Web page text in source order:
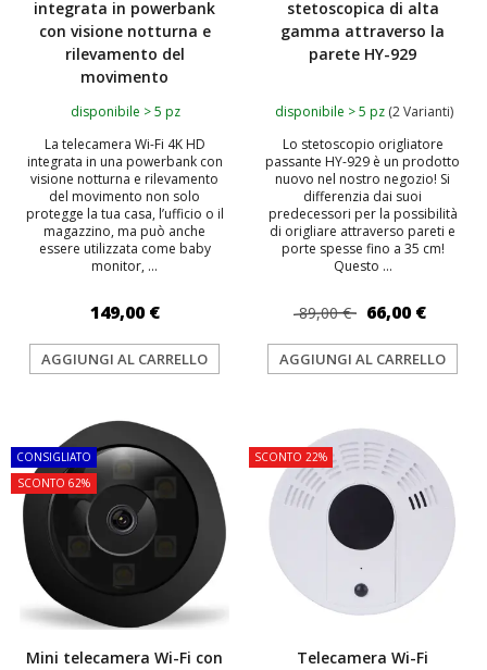
integrata in powerbank
con visione notturna e
rilevamento del
movimento
disponibile > 5 pz
La telecamera Wi-Fi 4K HD
integrata in una powerbank con
visione notturna e rilevamento
del movimento non solo
protegge la tua casa, l’ufficio o il
magazzino, ma può anche
essere utilizzata come baby
monitor, ...
149,00 €
AGGIUNGI AL CARRELLO
stetoscopica di alta
gamma attraverso la
parete HY-929
disponibile > 5 pz (2 Varianti)
Lo stetoscopio origliatore
passante HY-929 è un prodotto
nuovo nel nostro negozio! Si
differenzia dai suoi
predecessori per la possibilità
di origliare attraverso pareti e
porte spesse fino a 35 cm!
Questo ...
89,00 € 66,00 €
AGGIUNGI AL CARRELLO
CONSIGLIATO
SCONTO 62%
Mini telecamera Wi-Fi con
SCONTO 22%
Telecamera Wi-Fi